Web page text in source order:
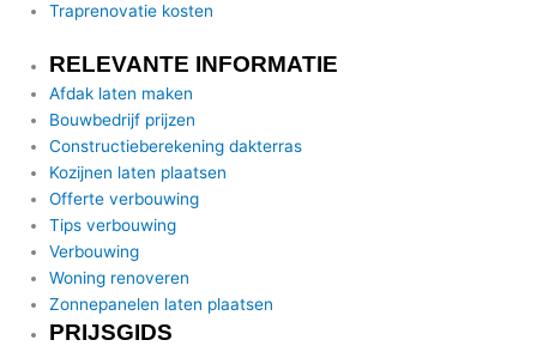
Traprenovatie kosten
RELEVANTE INFORMATIE
Afdak laten maken
Bouwbedrijf prijzen
Constructieberekening dakterras
Kozijnen laten plaatsen
Offerte verbouwing
Tips verbouwing
Verbouwing
Woning renoveren
Zonnepanelen laten plaatsen
PRIJSGIDS